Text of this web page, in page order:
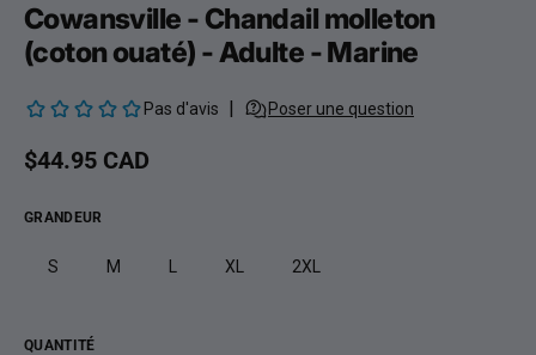
Cowansville - Chandail molleton
(coton ouaté) - Adulte - Marine
Prix habituel
$44.95 CAD
GRANDEUR
S M XL 2XL
QUANTITÉ